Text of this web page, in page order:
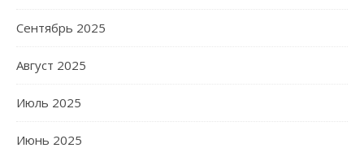
Сентябрь 2025
Август 2025
Июль 2025
Июнь 2025